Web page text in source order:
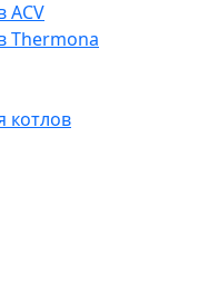
ACV
Thermona
котлов